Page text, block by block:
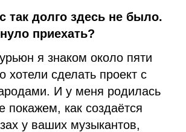
так долго здесь не было.
приехать?
я знаком около пяти
хотели сделать проект с
И у меня родилась
покажем, как создаётся
у ваших музыкантов,